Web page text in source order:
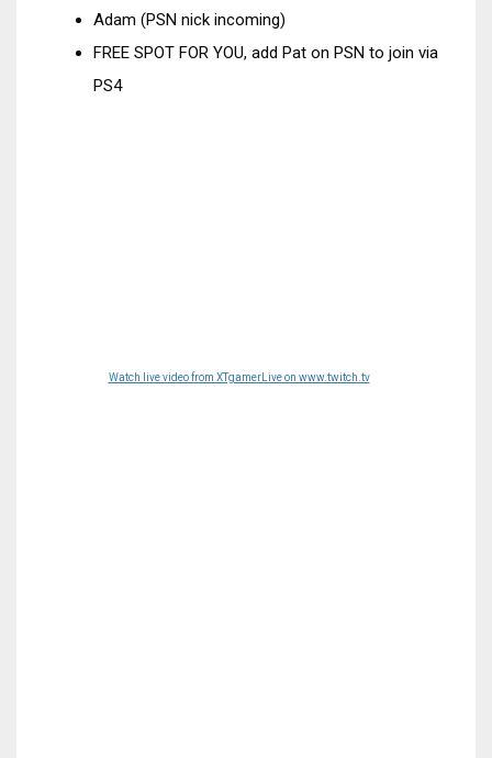
Adam (PSN nick incoming)
FREE SPOT FOR YOU, add Pat on PSN to join via
PS4
Watch live video from XTgamerLive on www.twitch.tv